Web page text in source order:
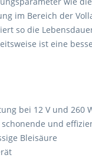
im Bereich der
so die
ist eine
bei 12 V und 260
und
Bleisäure